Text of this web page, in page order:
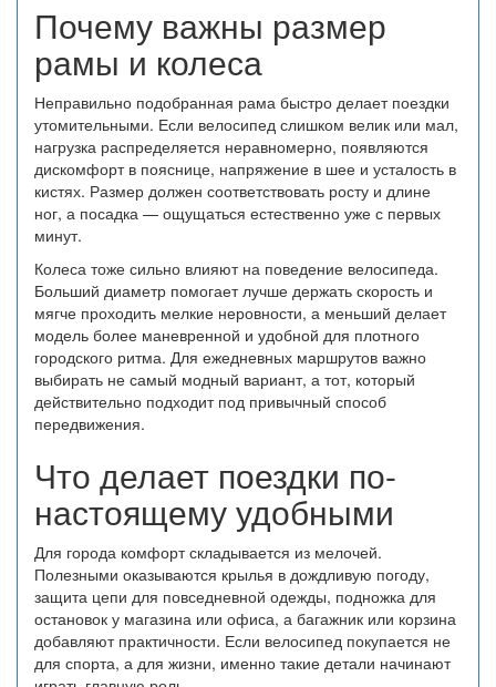
Почему важны размер
рамы и колеса
Неправильно подобранная рама быстро делает поездки
утомительными. Если велосипед слишком велик или мал,
нагрузка распределяется неравномерно, появляются
дискомфорт в пояснице, напряжение в шее и усталость в
кистях. Размер должен соответствовать росту и длине
ног, а посадка — ощущаться естественно уже с первых
минут.
Колеса тоже сильно влияют на поведение велосипеда.
Больший диаметр помогает лучше держать скорость и
мягче проходить мелкие неровности, а меньший делает
модель более маневренной и удобной для плотного
городского ритма. Для ежедневных маршрутов важно
выбирать не самый модный вариант, а тот, который
действительно подходит под привычный способ
передвижения.
Что делает поездки по-
настоящему удобными
Для города комфорт складывается из мелочей.
Полезными оказываются крылья в дождливую погоду,
защита цепи для повседневной одежды, подножка для
остановок у магазина или офиса, а багажник или корзина
добавляют практичности. Если велосипед покупается не
для спорта, а для жизни, именно такие детали начинают